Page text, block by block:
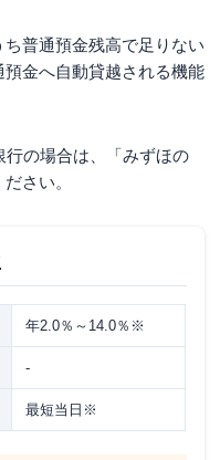
普通預金残高で足りない
金へ自動貸越される機能
行の場合は、「みずほの
さい。
年2.0％～14.0％※
-
最短当日※